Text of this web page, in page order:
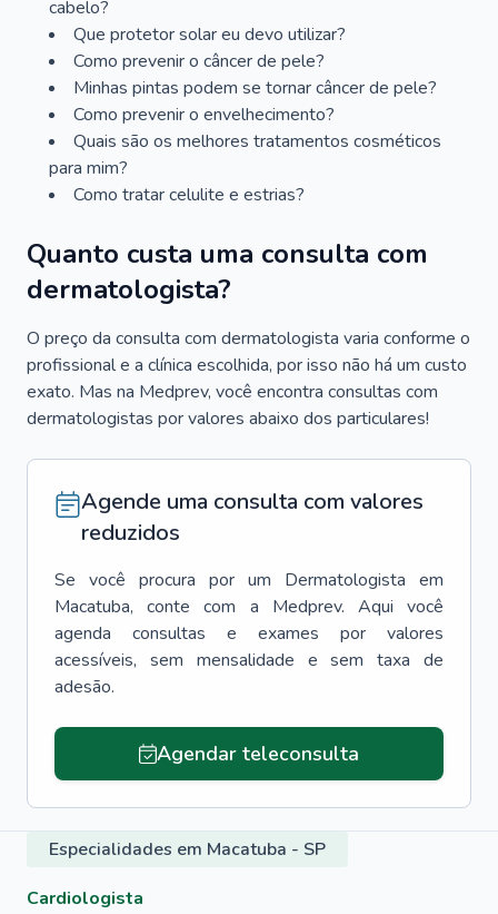
cabelo?
Que protetor solar eu devo utilizar?
Como prevenir o câncer de pele?
Minhas pintas podem se tornar câncer de pele?
Como prevenir o envelhecimento?
Quais são os melhores tratamentos cosméticos
para mim?
Como tratar celulite e estrias?
Quanto custa uma consulta com
dermatologista?
O preço da consulta com dermatologista varia conforme o
profissional e a clínica escolhida, por isso não há um custo
exato. Mas na Medprev, você encontra consultas com
dermatologistas por valores abaixo dos particulares!
Agende uma consulta com valores
reduzidos
Se você procura por um Dermatologista em
Macatuba, conte com a Medprev. Aqui você
agenda consultas e exames por valores
acessíveis, sem mensalidade e sem taxa de
adesão.
Agendar teleconsulta
Especialidades em Macatuba - SP
Cardiologista